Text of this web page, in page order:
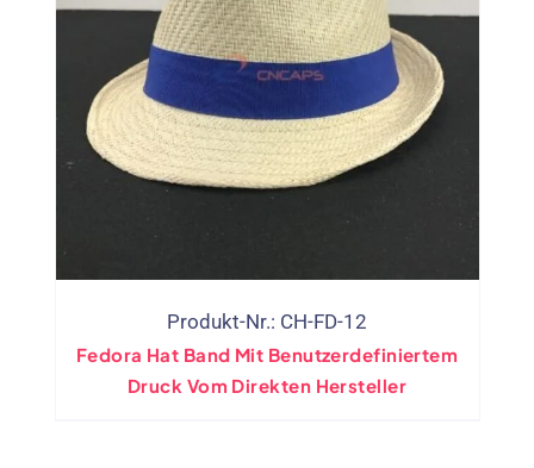
Produkt-Nr.: CH-FD-12
Fedora Hat Band Mit Benutzerdefiniertem
Druck Vom Direkten Hersteller